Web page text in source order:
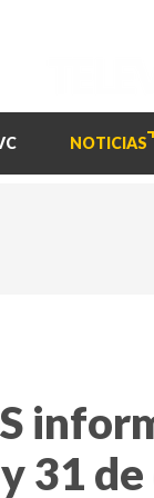
NOTICIAS
31